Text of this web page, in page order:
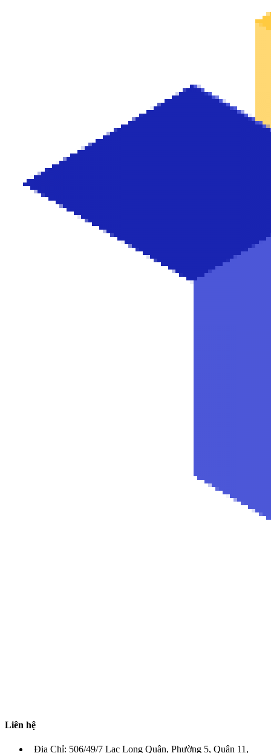
Liên hệ
Địa Chỉ: 506/49/7 Lạc Long Quân, Phường 5, Quận 11,